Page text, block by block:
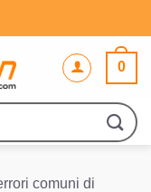
0
comuni di